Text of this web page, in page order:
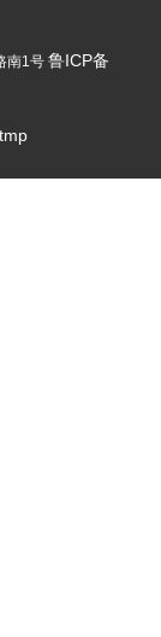
南1号 鲁ICP备